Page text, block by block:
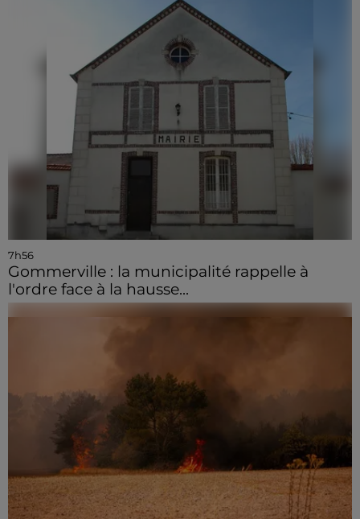
7h56
Gommerville : la municipalité rappelle à
l'ordre face à la hausse...